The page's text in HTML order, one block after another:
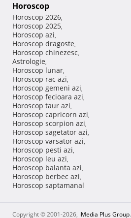
Horoscop
Horoscop 2026,
Horoscop 2025,
Horoscop azi,
Horoscop dragoste,
Horoscop chinezesc,
Astrologie,
Horoscop lunar,
Horoscop rac azi,
Horoscop gemeni azi,
Horoscop fecioara azi,
Horoscop taur azi,
Horoscop capricorn azi,
Horoscop scorpion azi,
Horoscop sagetator azi,
Horoscop varsator azi,
Horoscop pesti azi,
Horoscop leu azi,
Horoscop balanta azi,
Horoscop berbec azi,
Horoscop saptamanal
Copyright © 2001-2026, iMedia Plus Group